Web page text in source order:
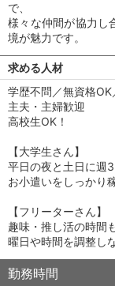
で、
様々な仲間が協力し
境が魅力です。
求める人材
学歴不問／無資格OK
主夫・主婦歓迎
高校生OK！
【大学生さん】
平日の夜と土日に週
お小遣いをしっかり
【フリーターさん】
趣味・推し活の時間
曜日や時間を調整し
勤務時間